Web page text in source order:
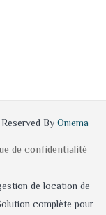
ByOniema
de confidentialité
de location de
complète pour